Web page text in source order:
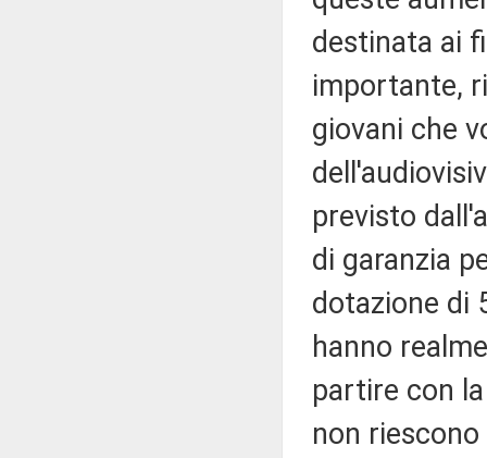
destinata ai
importante,
giovani che
previsto
di garanzia
dotazione di
hanno
partire con
non